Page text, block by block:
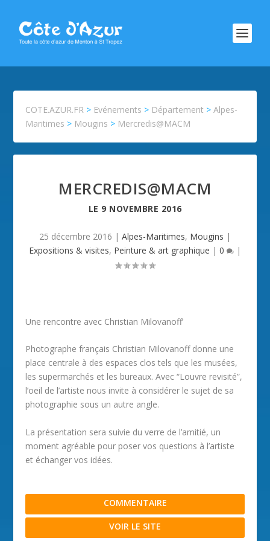
COTE.AZUR.FR > Evénements > Département >Alpes-
Maritimes > Mougins > Mercredis@MACM
MERCREDIS@MACM
LE 9 NOVEMBRE 2016
25 décembre 2016 | Alpes-Maritimes, Mougins |
Expositions & visites, Peinture & art graphique | 0 |
Une rencontre avec Christian Milovanoff’
Photographe français Christian Milovanoff donne une
place centrale à des espaces clos tels que les musées,
les supermarchés et les bureaux. Avec “Louvre revisité”,
l’oeil de l’artiste nous invite à considérer le sujet de sa
photographie sous un autre angle.
La présentation sera suivie du verre de l’amitié, un
moment agréable pour poser vos questions à l’artiste
et échanger vos idées.
COMMENTAIRE
VOIR LE SITE